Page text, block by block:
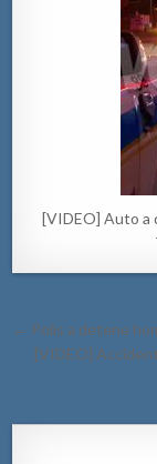
[VIDEO] Auto a
Post
navigation
← Polis a detene
[VIDEO]